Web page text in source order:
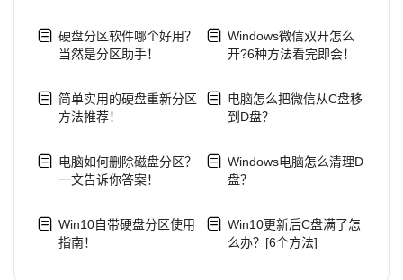
硬盘分区软件哪个好用？
当然是分区助手！
简单实用的硬盘重新分区
方法推荐！
电脑如何删除磁盘分区？
一文告诉你答案！
Win10自带硬盘分区使用
指南！
Windows微信双开怎么
开?6种方法看完即会！
电脑怎么把微信从C盘移
到D盘？
Windows电脑怎么清理D
盘？
Win10更新后C盘满了怎
么办？[6个方法]